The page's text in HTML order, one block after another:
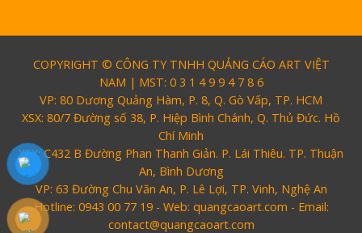
COPYRIGHT © CÔNG TY TNHH QUẢNG CÁO ART VIỆT
NAM | MST: 0 3 1 4 9 9 4 7 8 6
VP: 80 Dương Quảng Hàm, P. 8, Q. Gò Vấp, TP. HCM
XSX: 80/7 Đường số 38, P. Hiệp Bình Chánh, Q. Thủ Đức. Hồ
Chí Minh
XSX: C432 B Đường Phan Thanh Giản. P. Lái Thiêu. TP. Thuận
An, Bình Dương
VP: 63 Đường Chu Văn An, P. Lê Lợi, TP. Vinh, Nghệ An
Hotline: 0943 00 77 19 - Web: quangcaoart.com - Email:
contact@quangcaoart.com